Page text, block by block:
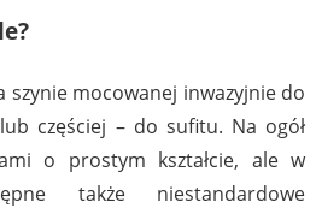
szynie mocowanej inwazyjnie do
częściej – do sufitu. Na ogół
o prostym kształcie, ale w
także niestandardowe